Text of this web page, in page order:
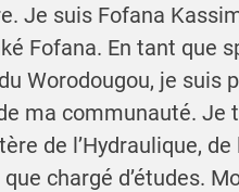
Je suis Fofana
Fofana. En tant que
Worodougou, je suis
ma communauté. Je
de l’Hydraulique,
chargé d’études.